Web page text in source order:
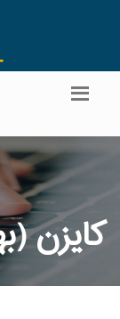
کایزن